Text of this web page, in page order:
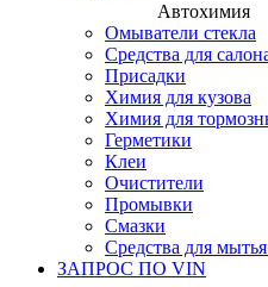
Автохимия
Омыватели стекла
Средства для
Присадки
Химия для кузова
Химия для
Герметики
Клеи
Очистители
Промывки
Смазки
Средства для
ЗАПРОС ПО VIN